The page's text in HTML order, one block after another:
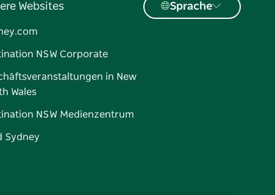
Websites
NSW Corporate
in New
Wales
NSW Medienzentrum
Sydney
Sprache